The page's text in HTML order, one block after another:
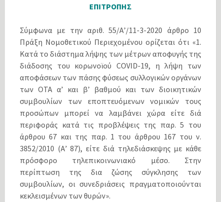
ΕΠΙΤΡΟΠΗΣ
Σύμφωνα με την αριθ. 55/Α’/11-3-2020 άρθρο 10
Πράξη Νομοθετικού Περιεχομένου ορίζεται ότι «1.
Κατά το διάστημα λήψης των μέτρων αποφυγής της
διάδοσης του κορωνοϊού COVID-19, η λήψη των
αποφάσεων των πάσης φύσεως συλλογικών οργάνων
των ΟΤΑ α’ και β’ βαθμού και των διοικητικών
συμβουλίων των εποπτευόμενων νομικών τους
προσώπων μπορεί να λαμβάνει χώρα είτε διά
περιφοράς κατά τις προβλέψεις της παρ. 5 του
άρθρου 67 και της παρ. 1 του άρθρου 167 του ν.
3852/2010 (Α’ 87), είτε διά τηλεδιάσκεψης με κάθε
πρόσφορο τηλεπικοινωνιακό μέσο. Στην
περίπτωση της δια ζώσης σύγκλησης των
συμβουλίων, οι συνεδριάσεις πραγματοποιούνται
κεκλεισμένων των θυρών».